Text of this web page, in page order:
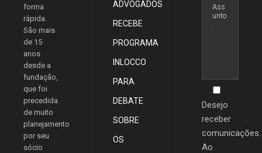
forma
rápida.
São mais
de 15
anos
desde a
fundação,
que foi
precedida
de muito
planejamento
por seu
sócio
ADVOGADOS
RECEBE
PROGRAMA
INLOCCO
PARA
DEBATE
SOBRE
OS
Desejo
receber
comunicações.
Ao